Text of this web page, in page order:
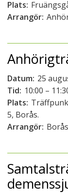
Plats:
Arrangör:
Datum: 25
Tid: 10:00 –
Plats:
5, Borås.
Arrangör: